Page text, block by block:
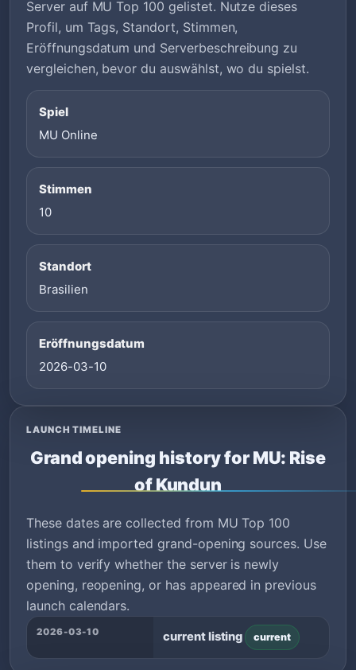
Server auf MU Top 100 gelistet. Nutze dieses
Profil, um Tags, Standort, Stimmen,
Eröffnungsdatum und Serverbeschreibung zu
vergleichen, bevor du auswählst, wo du spielst.
Spiel
MU Online
Stimmen
10
Standort
Brasilien
Eröffnungsdatum
2026-03-10
LAUNCH TIMELINE
Grand opening history for MU: Rise
of Kundun
These dates are collected from MU Top 100
listings and imported grand-opening sources. Use
them to verify whether the server is newly
opening, reopening, or has appeared in previous
launch calendars.
2026-03-10 current listing current